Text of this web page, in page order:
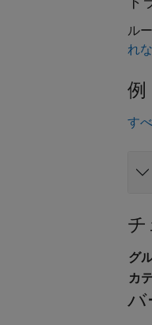
ル
れ
例
す
チ
グ
カ
バ